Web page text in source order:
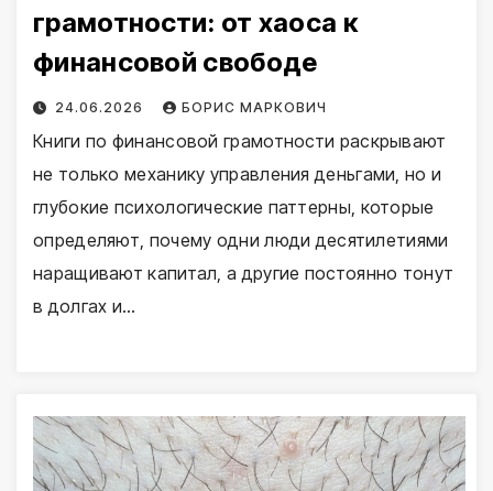
грамотности: от хаоса к
финансовой свободе
24.06.2026 БОРИС МАРКОВИЧ
Книги по финансовой грамотности раскрывают
не только механику управления деньгами, но и
глубокие психологические паттерны, которые
определяют, почему одни люди десятилетиями
наращивают капитал, а другие постоянно тонут
в долгах и…